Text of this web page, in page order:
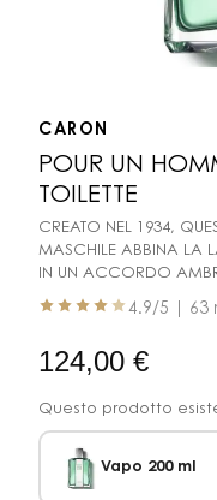
CARON
POUR UN
TOILETTE
CREATO NEL 1934,
MASCHILE ABBINA LA
IN UN ACCORDO
4.9/5 | 63
124,00 €
Questo prodotto
Vapo 200 ml